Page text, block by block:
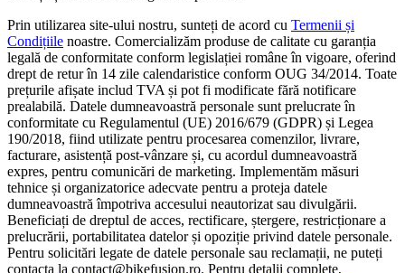
Prin utilizarea site-ului nostru, sunteți de acord cu Termenii și
Condițiile noastre. Comercializăm produse de calitate cu garanția
legală de conformitate conform legislației române în vigoare, oferind
drept de retur în 14 zile calendaristice conform OUG 34/2014. Toate
prețurile afișate includ TVA și pot fi modificate fără notificare
prealabilă. Datele dumneavoastră personale sunt prelucrate în
conformitate cu Regulamentul (UE) 2016/679 (GDPR) și Legea
190/2018, fiind utilizate pentru procesarea comenzilor, livrare,
facturare, asistență post-vânzare și, cu acordul dumneavoastră
expres, pentru comunicări de marketing. Implementăm măsuri
tehnice și organizatorice adecvate pentru a proteja datele
dumneavoastră împotriva accesului neautorizat sau divulgării.
Beneficiați de dreptul de acces, rectificare, ștergere, restricționare a
prelucrării, portabilitatea datelor și opoziție privind datele personale.
Pentru solicitări legate de datele personale sau reclamații, ne puteți
contacta la contact@bikefusion.ro. Pentru detalii complete,